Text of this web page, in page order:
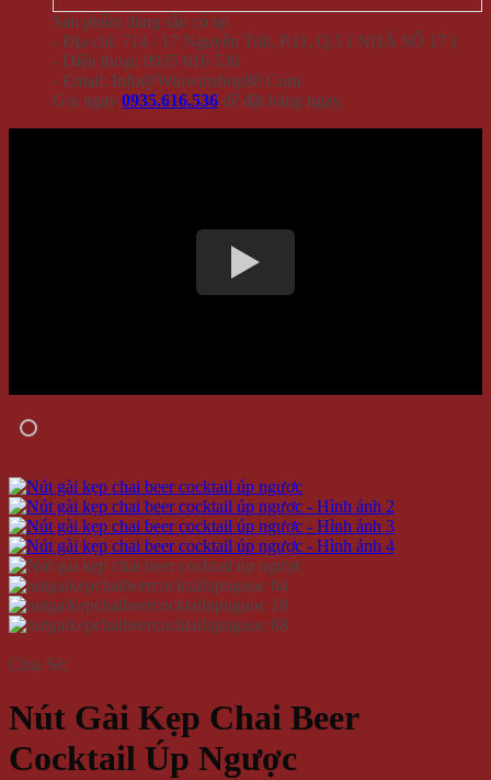
Sản phẩm đang sẵn có tại
- Địa chỉ: 714 / 17 Nguyễn Trãi, P.11, Q.5 ( NHÀ SỐ 17 )
- Điện thoại: 0935 616 536
- Email: Info@Winwinshop88.Com
Gọi ngay 0935.616.536 để đặt hàng ngay.
Chia Sẻ:
Nút Gài Kẹp Chai Beer
Cocktail Úp Ngược